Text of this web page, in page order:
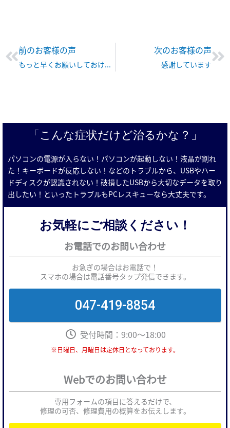
Prev
前のお客様の声
もっと早くお願いしておけばよかったです
次のお客様の声
感謝しています
「こんな症状だけど治るかな？」
パソコンの電源が入らない！パソコンが起動しない！液晶が割れ
た！キーボードが反応しない！などのトラブルから、USBやハー
ドディスクが認識されない！破損したUSBから大切なデータを取り
出したい！といったトラブルもPCレスキューなら大丈夫です。
お気軽にご相談ください！
お電話でのお問い合わせ
お急ぎの場合はお電話で！
スマホの場合は電話番号タップ発信できます。
047-419-8854
受付時間：9:00～18:00
※日曜日、月曜日は定休日となっております。
Webでのお問い合わせ
専用フォームの項目に答えるだけで、
修理の可否、修理費用の概算をお伝えします。